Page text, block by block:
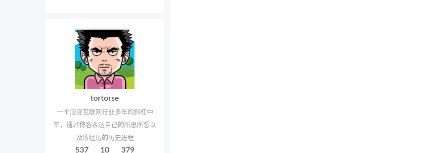
tortorse
一个浸淫互联网行业多年的斜杠中
年，通过博客表达自己的所思所想以
及所经历的历史进程
537 10 379